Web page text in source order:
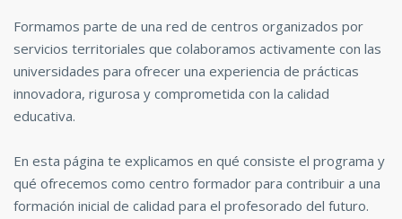
Formamos parte de una red de centros organizados por
servicios territoriales que colaboramos activamente con las
universidades para ofrecer una experiencia de prácticas
innovadora, rigurosa y comprometida con la calidad
educativa.
En esta página te explicamos en qué consiste el programa y
qué ofrecemos como centro formador para contribuir a una
formación inicial de calidad para el profesorado del futuro.